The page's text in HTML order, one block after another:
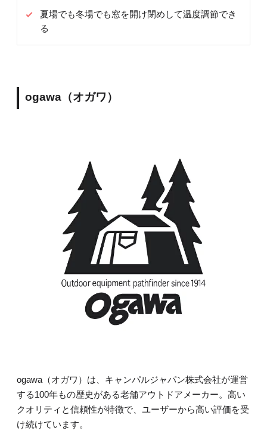
夏場でも冬場でも窓を開け閉めして温度調節でき
る
ogawa（オガワ）
ogawa（オガワ）は、キャンパルジャパン株式会社が運営
する100年もの歴史がある老舗アウトドアメーカー。高い
クオリティと信頼性が特徴で、ユーザーから高い評価を受
け続けています。